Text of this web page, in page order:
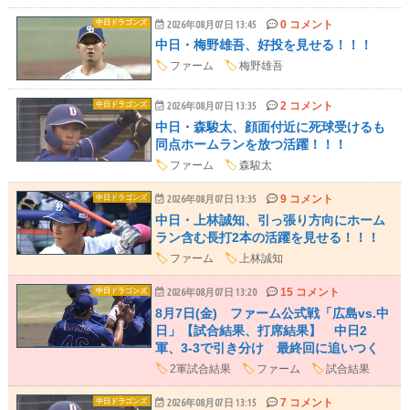
中日ドラゴンズ 2026年08月07日 13:45 0 コメント
中日・梅野雄吾、好投を見せる！！！
🏷️ ファーム 🏷️梅野雄吾
中日ドラゴンズ 2026年08月07日 13:35 2 コメント
中日・森駿太、顔面付近に死球受けるも
同点ホームランを放つ活躍！！！
🏷️ ファーム 🏷️森駿太
中日ドラゴンズ 2026年08月07日 13:35 9 コメント
中日・上林誠知、引っ張り方向にホーム
ラン含む長打2本の活躍を見せる！！！
🏷️ ファーム 🏷️ 上林誠知
中日ドラゴンズ 2026年08月07日 13:20 15 コメント
8月7日(金) ファーム公式戦「広島vs.中
日」【試合結果、打席結果】 中日2
軍、3-3で引き分け 最終回に追いつく
🏷️ 2軍試合結果 🏷️ ファーム 🏷️試合結果
中日ドラゴンズ 2026年08月07日 13:15 7 コメント